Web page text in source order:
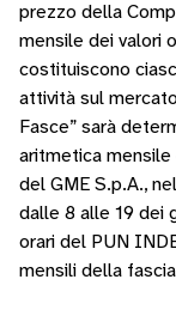
prezzo della
mensile dei valori
costituiscono
attività sul
Fasce” sarà
aritmetica mensile
del GME S.p.A.,
dalle 8 alle 19 dei
orari del PUN
mensili della